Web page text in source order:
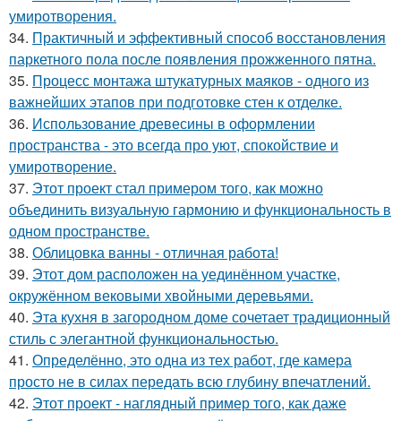
умиротворения.
34. Практичный и эффективный способ восстановления
паркетного пола после появления прожженного пятна.
35. Процесс монтажа штукатурных маяков - одного из
важнейших этапов при подготовке стен к отделке.
36. Использование древесины в оформлении
пространства - это всегда про уют, спокойствие и
умиротворение.
37. Этот проект стал примером того, как можно
объединить визуальную гармонию и функциональность в
одном пространстве.
38. Облицовка ванны - отличная работа!
39. Этот дом расположен на уединённом участке,
окружённом вековыми хвойными деревьями.
40. Эта кухня в загородном доме сочетает традиционный
стиль с элегантной функциональностью.
41. Определённо, это одна из тех работ, где камера
просто не в силах передать всю глубину впечатлений.
42. Этот проект - наглядный пример того, как даже